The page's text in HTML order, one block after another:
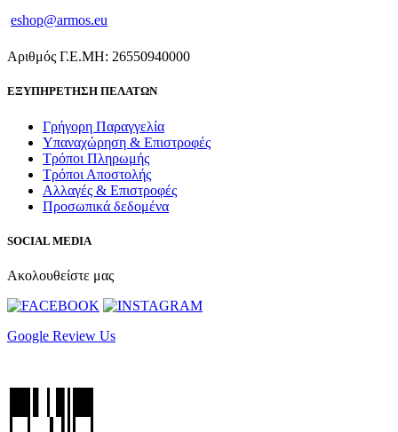
eshop@armos.eu
Αριθμός Γ.Ε.ΜΗ: 26550940000
ΕΞΥΠΗΡΕΤΗΣΗ ΠΕΛΑΤΩΝ
Γρήγορη Παραγγελία
Υπαναχώρηση & Επιστροφές
Τρόποι Πληρωμής
Τρόποι Αποστολής
Αλλαγές & Επιστροφές
Προσωπικά δεδομένα
SOCIAL MEDIA
Ακολουθείστε μας
Google Review Us